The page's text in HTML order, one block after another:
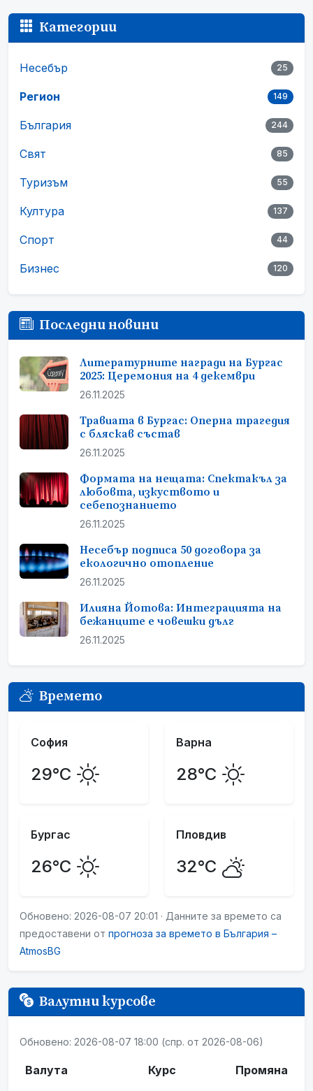
Категории
Несебър 25
Регион 149
България 244
Свят 85
Туризъм 55
Култура 137
Спорт 44
Бизнес 120
Последни новини
Литературните награди на Бургас
2025: Церемония на 4 декември
26.11.2025
Травиата в Бургас: Оперна трагедия
с бляскав състав
26.11.2025
Формата на нещата: Спектакъл за
любовта, изкуството и
себепознанието
26.11.2025
Несебър подписа 50 договора за
екологично отопление
26.11.2025
Илияна Йотова: Интеграцията на
бежанците е човешки дълг
26.11.2025
Времето
София
29°C
Варна
28°C
Бургас
26°C
Пловдив
32°C
Обновено: 2026-08-07 20:01 · Данните за времето са
предоставени от прогноза за времето в България –
AtmosBG
Валутни курсове
Валута Курс Промяна
Обновено: 2026-08-07 18:00 (спр. от 2026-08-06)